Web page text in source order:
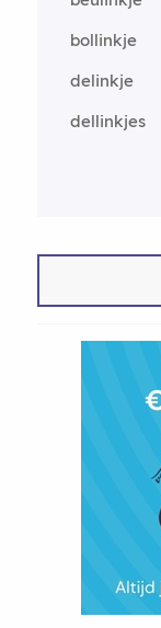
bollinkje
delinkje
dellinkjes